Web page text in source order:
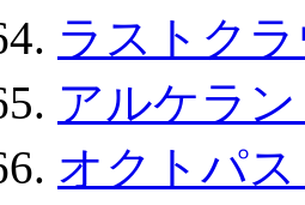
ラストク
アルケラン
オクトパ